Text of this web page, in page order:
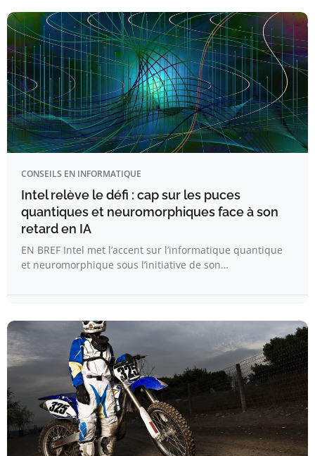
CONSEILS EN INFORMATIQUE
Intel relève le défi : cap sur les puces
quantiques et neuromorphiques face à son
retard en IA
EN BREF Intel met l’accent sur l’informatique quantique
et neuromorphique sous l’initiative de son…